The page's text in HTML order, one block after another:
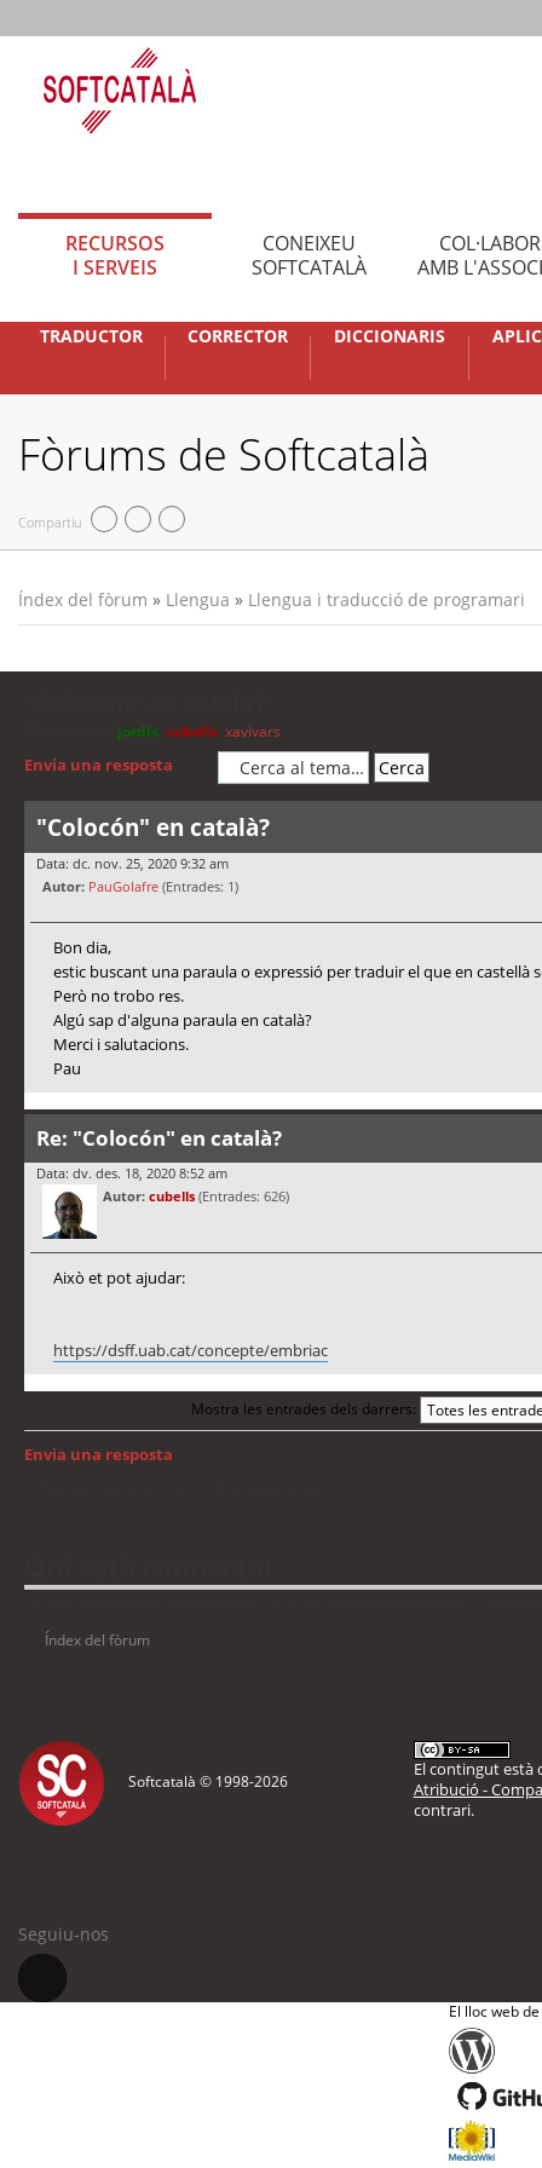
RECURSOS
I SERVEIS
CONEIXEU
SOFTCATALÀ
AMB
TRADUCTOR CORRECTOR DICCIONARIS
Fòrums de Softcatalà
Compartiu
Índex del fòrum » Llengua » Llengua i traducció de programari
jordis cubells xavivars
Envia una resposta
"Colocón" en català?
Data: dc. nov. 25, 2020 9:32 am
Autor: PauGolafre (Entrades: 1)
Bon dia,
estic buscant una paraula o expressió per traduir el que en
Però no trobo res.
Algú sap d'alguna paraula en català?
Merci i salutacions.
Pau
Re: "Colocón" en català?
Data: dv. des. 18, 2020 8:52 am
Autor: cubells (Entrades: 626)
Això et pot ajudar:
https://dsff.uab.cat/concepte/embriac
Mostra les entrades dels darrers:
Envia una resposta
Índex del fòrum
Softcatalà © 1998-2026
El contingut està
Atribució -
contrari.
Seguiu-nos
El lloc web